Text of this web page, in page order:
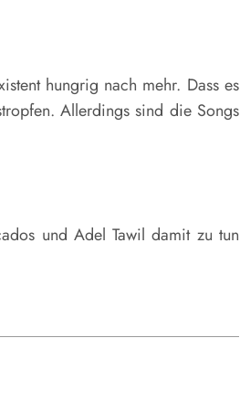
hungrig nach mehr. Dass es
Allerdings sind die Songs
und Adel Tawil damit zu tun